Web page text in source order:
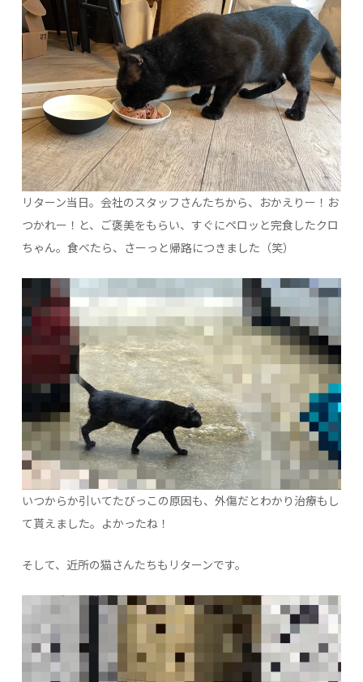
リターン当日。会社のスタッフさんたちから、おかえりー！お
つかれー！と、ご褒美をもらい、すぐにペロッと完食したクロ
ちゃん。食べたら、さーっと帰路につきました（笑）
いつからか引いてたびっこの原因も、外傷だとわかり治療もし
て貰えました。よかったね！
そして、近所の猫さんたちもリターンです。